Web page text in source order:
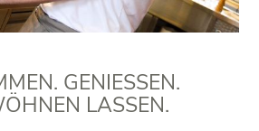
GENIESSEN.
LASSEN.